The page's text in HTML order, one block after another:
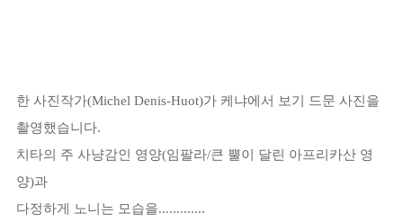
한 사진작가(Michel Denis-Huot)가 케냐에서 보기 드문 사진을
촬영했습니다.
치타의 주 사냥감인 영양(임팔라/큰 뿔이 달린 아프리카산 영
양)과
다정하게 노니는 모습을.............